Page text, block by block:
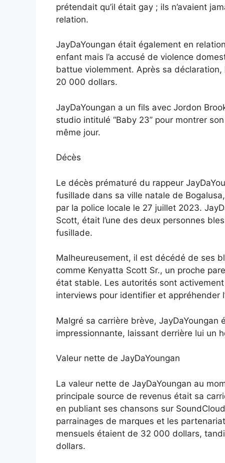
prétendait qu’il était gay ; ils n’avaient
relation.
JayDaYoungan était également en
enfant mais l’a accusé de violence
battue violemment. Après sa
20 000 dollars.
JayDaYoungan a un fils avec Jordon
studio intitulé “Baby 23” pour montrer
même jour.
Décès
Le décès prématuré du rappeur
fusillade dans sa ville natale de
par la police locale le 27 juillet 2023.
Scott, était l’une des deux personnes
fusillade.
Malheureusement, il est décédé de ses
comme Kenyatta Scott Sr., un proche
état stable. Les autorités sont
interviews pour identifier et appréhender
Malgré sa carrière brève,
impressionnante, laissant derrière lui un
Valeur nette de JayDaYoungan
La valeur nette de JayDaYoungan au
principale source de revenus était sa
en publiant ses chansons sur
parrainages de marques et les
mensuels étaient de 32 000 dollars,
dollars.